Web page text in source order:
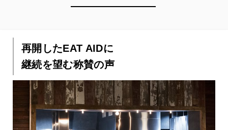
再開したEAT AIDに
継続を望む称賛の声